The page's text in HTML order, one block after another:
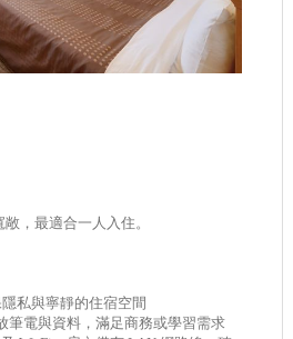
，最適合一人入住。
私與寧靜的住宿空間
電與資料，滿足商務或學習需求